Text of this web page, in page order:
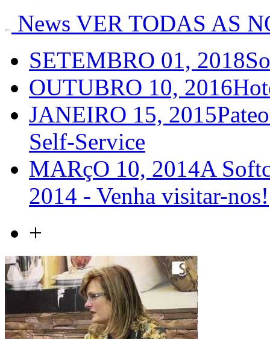
News VER TODAS AS
SETEMBRO 01, 2018
OUTUBRO 10, 2016
JANEIRO 15, 2015
Self-Service
MARçO 10, 2014A
2014 - Venha visitar-nos!
+